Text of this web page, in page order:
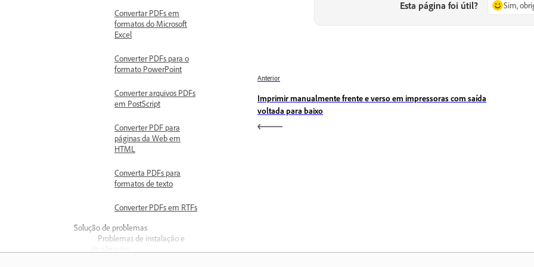
Convertar PDFs em
formatos do Microsoft
Excel
Converter PDFs para o
formato PowerPoint
Converter arquivos PDFs
em PostScript
Converter PDF para
páginas da Web em
HTML
Converta PDFs para
formatos de texto
Converter PDFs em RTFs
Solução de problemas
Problemas de instalação e
atualização
Esta página foi útil? Sim,
Anterior
Imprimir manualmente frente e verso em impressoras com saída
voltada para baixo